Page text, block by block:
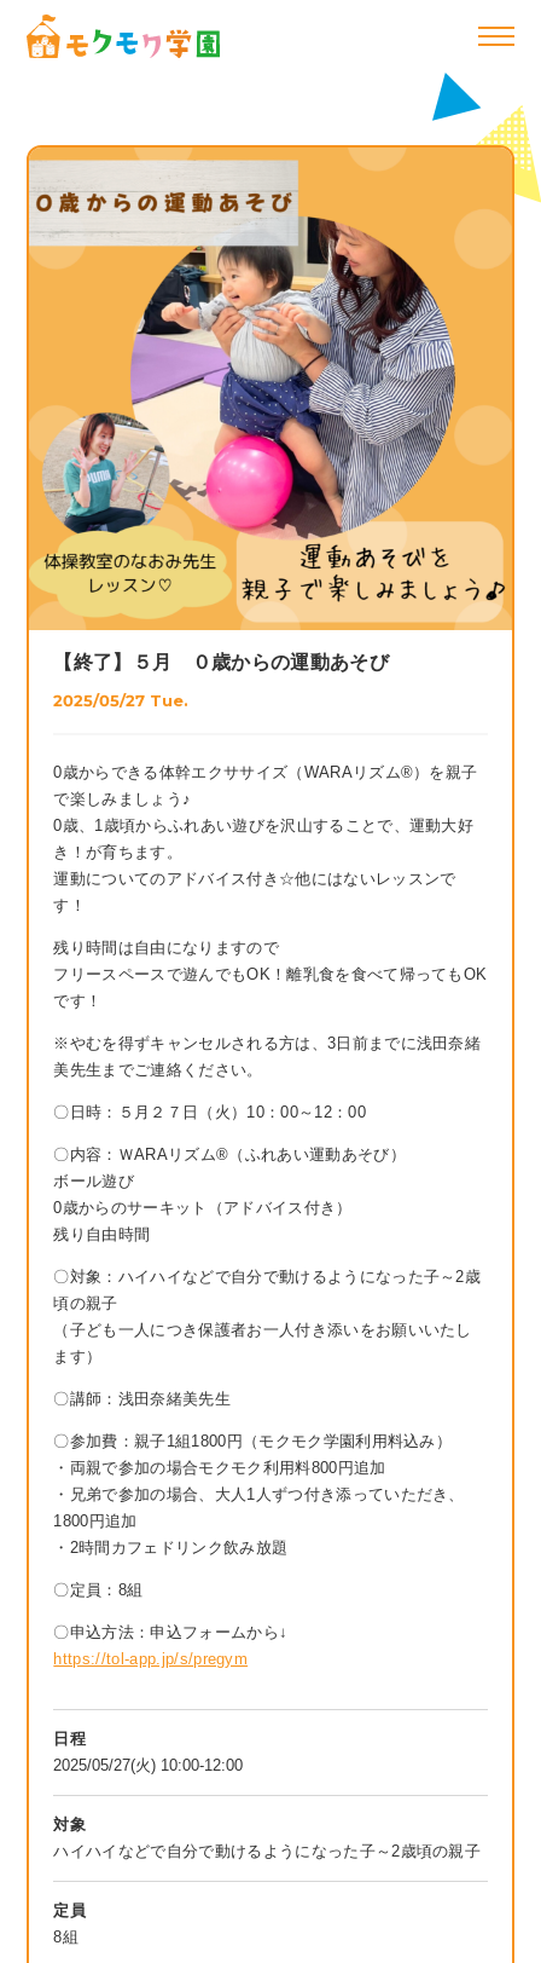
【終了】５月 ０歳からの運動あそび
2025/05/27 Tue.
0歳からできる体幹エクササイズ（WARAリズム®）を親子
で楽しみましょう♪
0歳、1歳頃からふれあい遊びを沢山することで、運動大好
き！が育ちます。
運動についてのアドバイス付き☆他にはないレッスンで
す！
残り時間は自由になりますので
フリースペースで遊んでもOK！離乳食を食べて帰ってもOK
です！
※やむを得ずキャンセルされる方は、3日前までに浅田奈緒
美先生までご連絡ください。
〇日時：５月２７日（火）10：00～12：00
〇内容：ＷARAリズム®（ふれあい運動あそび）
ボール遊び
0歳からのサーキット（アドバイス付き）
残り自由時間
〇対象：ハイハイなどで自分で動けるようになった子～2歳
頃の親子
（子ども一人につき保護者お一人付き添いをお願いいたし
ます）
〇講師：浅田奈緒美先生
〇参加費：親子1組1800円（モクモク学園利用料込み）
・両親で参加の場合モクモク利用料800円追加
・兄弟で参加の場合、大人1人ずつ付き添っていただき、
1800円追加
・2時間カフェドリンク飲み放題
〇定員：8組
〇申込方法：申込フォームから↓
https://tol-app.jp/s/pregym
日程
2025/05/27(火) 10:00-12:00
対象
ハイハイなどで自分で動けるようになった子～2歳頃の親子
定員
8組